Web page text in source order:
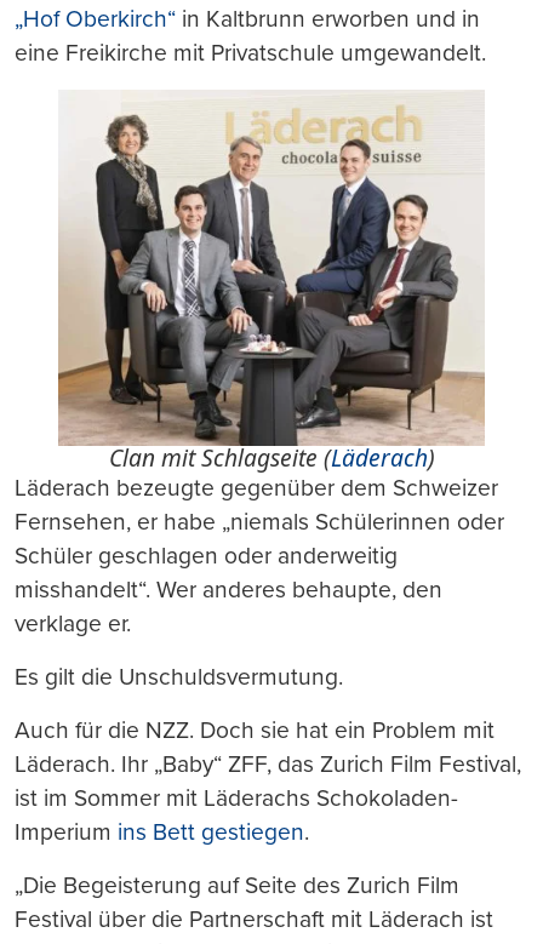
„Hof Oberkirch“ in Kaltbrunn erworben und in
eine Freikirche mit Privatschule umgewandelt.
Clan mit Schlagseite (Läderach)
Läderach bezeugte gegenüber dem Schweizer
Fernsehen, er habe „niemals Schülerinnen oder
Schüler geschlagen oder anderweitig
misshandelt“. Wer anderes behaupte, den
verklage er.
Es gilt die Unschuldsvermutung.
Auch für die NZZ. Doch sie hat ein Problem mit
Läderach. Ihr „Baby“ ZFF, das Zurich Film Festival,
ist im Sommer mit Läderachs Schokoladen-
Imperium ins Bett gestiegen.
„Die Begeisterung auf Seite des Zurich Film
Festival über die Partnerschaft mit Läderach ist